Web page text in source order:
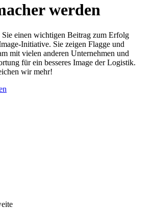
werden
einen wichtigen Beitrag zum Erfolg
Initiative. Sie zeigen Flagge und
mit vielen anderen Unternehmen und
für ein besseres Image der Logistik.
wir mehr!